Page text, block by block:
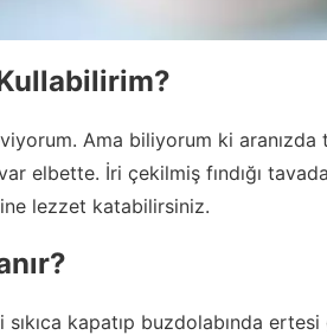
Ama biliyorum ki aranızda
elbette. İri çekilmiş fındığı
lezzet katabilirsiniz.
sıkıca kapatıp buzdolabında